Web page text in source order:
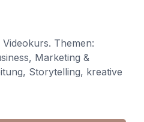
Themen:
Marketing &
Storytelling, kreative